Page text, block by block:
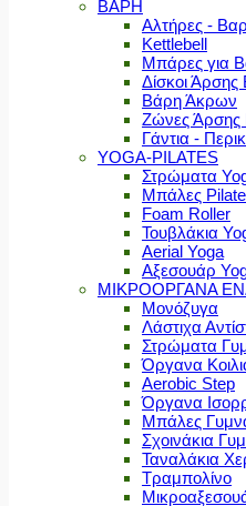
ΒΑΡΗ
Αλτήρες -
Kettlebell
Μπάρες για
Δίσκοι
Βάρη Άκρων
Ζώνες
Γάντια -
YOGA-PILATES
Στρώματα
Μπάλες
Foam Roller
Τουβλάκια
Aerial Yoga
Αξεσουάρ
ΜΙΚΡΟΟΡΓΑΝΑ
Μονόζυγα
Λάστιχα
Στρώματα
Όργανα
Aerobic Step
Όργανα
Μπάλες
Σχοινάκια
Ταναλάκια
Τραμπολίνο